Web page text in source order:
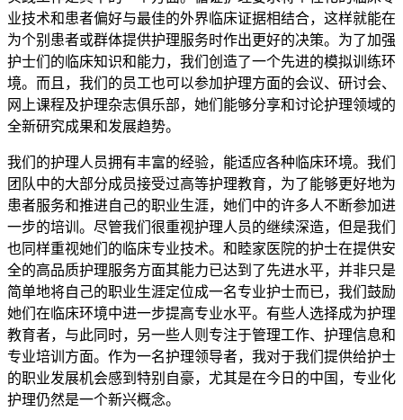
业技术和患者偏好与最佳的外界临床证据相结合，这样就能在
为个别患者或群体提供护理服务时作出更好的决策。为了加强
护士们的临床知识和能力，我们创造了一个先进的模拟训练环
境。而且，我们的员工也可以参加护理方面的会议、研讨会、
网上课程及护理杂志俱乐部，她们能够分享和讨论护理领域的
全新研究成果和发展趋势。
我们的护理人员拥有丰富的经验，能适应各种临床环境。我们
团队中的大部分成员接受过高等护理教育，为了能够更好地为
患者服务和推进自己的职业生涯，她们中的许多人不断参加进
一步的培训。尽管我们很重视护理人员的继续深造，但是我们
也同样重视她们的临床专业技术。和睦家医院的护士在提供安
全的高品质护理服务方面其能力已达到了先进水平，并非只是
简单地将自己的职业生涯定位成一名专业护士而已，我们鼓励
她们在临床环境中进一步提高专业水平。有些人选择成为护理
教育者，与此同时，另一些人则专注于管理工作、护理信息和
专业培训方面。作为一名护理领导者，我对于我们提供给护士
的职业发展机会感到特别自豪，尤其是在今日的中国，专业化
护理仍然是一个新兴概念。